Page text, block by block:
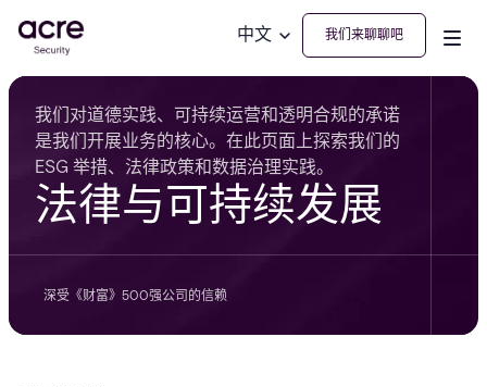
中文 我们来聊聊吧
法律与可持续发展
我们对道德实践、可持续运营和透明合规的承诺
是我们开展业务的核心。在此页面上探索我们的
ESG 举措、法律政策和数据治理实践。
深受《财富》500强公司的信赖